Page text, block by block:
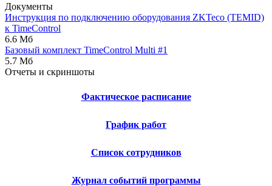
Документы
Инструкция по подключению оборудования ZKTeco (TEMID)
к TimeControl
6.6 Мб
Базовый комплект TimeControl Multi #1
5.7 Мб
Отчеты и скриншоты
Фактическое расписание
График работ
Список сотрудников
Журнал событий программы